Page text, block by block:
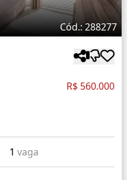
Cód.: 288277
R$ 560.000
1vaga